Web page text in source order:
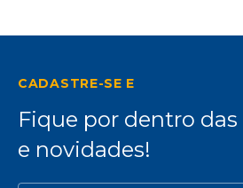
CADASTRE-SE E
Fique por dentro
e novidades!